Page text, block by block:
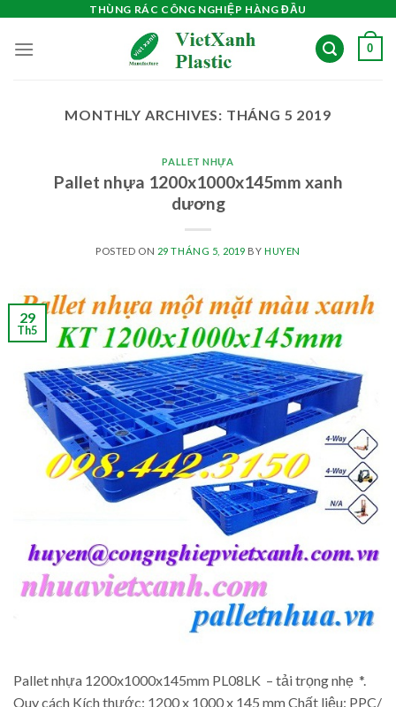
content
THÙNG RÁC CÔNG NGHIỆP HÀNG ĐẦU
0
MONTHLY ARCHIVES: THÁNG 5 2019
PALLET NHỰA
Pallet nhựa 1200x1000x145mm xanh
dương
POSTED ON 29 THÁNG 5, 2019 BY HUYEN
29
Th5
Pallet nhựa 1200x1000x145mm PL08LK – tải trọng nhẹ *.
Quy cách Kích thước: 1200 x 1000 x 145 mm Chất liệu: PPC/